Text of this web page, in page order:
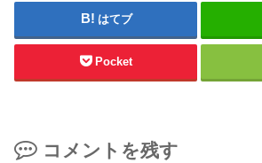
はてブ
Pocket
コメントを残す